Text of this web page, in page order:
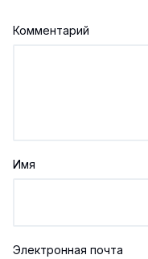
Комментарий
Имя
Электронная почта